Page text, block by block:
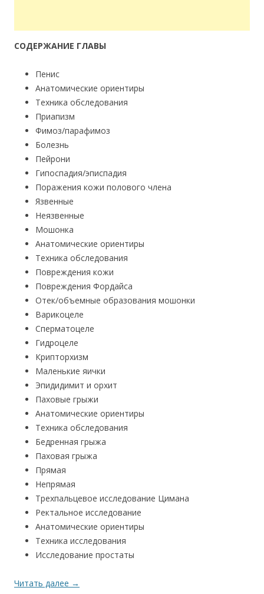
СОДЕРЖАНИЕ ГЛАВЫ
Пенис
Анатомические ориентиры
Техника обследования
Приапизм
Фимоз/парафимоз
Болезнь
Пейрони
Гипоспадия/эписпадия
Поражения кожи полового члена
Язвенные
Неязвенные
Мошонка
Анатомические ориентиры
Техника обследования
Повреждения кожи
Повреждения Фордайса
Отек/объемные образования мошонки
Варикоцеле
Сперматоцеле
Гидроцеле
Крипторхизм
Маленькие яички
Эпидидимит и орхит
Паховые грыжи
Анатомические ориентиры
Техника обследования
Бедренная грыжа
Паховая грыжа
Прямая
Непрямая
Трехпальцевое исследование Цимана
Ректальное исследование
Анатомические ориентиры
Техника исследования
Исследование простаты
Читать далее →